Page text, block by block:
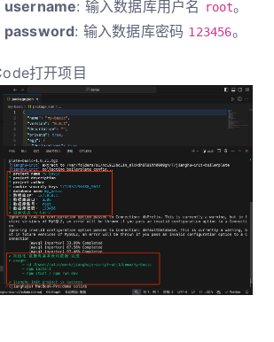
username: 输入数据库用户名 root。
password: 输入数据库密码 123456。
打开项目